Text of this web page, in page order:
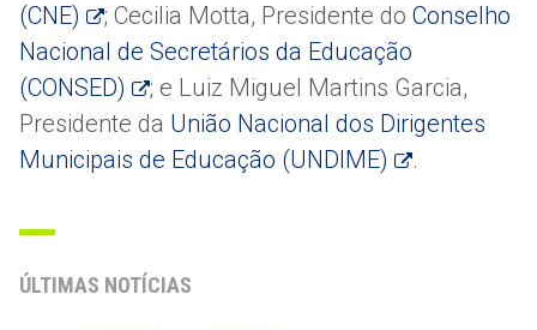
(CNE)
; Cecilia Motta, Presidente do Conselho
Nacional de Secretários da Educação
(CONSED)
; e Luiz Miguel Martins Garcia,
Presidente da União Nacional dos Dirigentes
Municipais de Educação (UNDIME)
.
ÚLTIMAS NOTÍCIAS